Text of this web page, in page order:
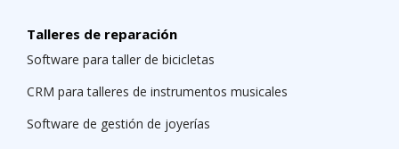
Talleres de reparación
Software para taller de bicicletas
CRM para talleres de instrumentos musicales
Software de gestión de joyerías